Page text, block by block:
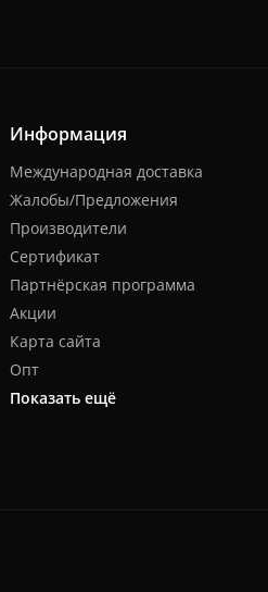
Информация
Международная доставка
Жалобы/Предложения
Производители
Сертификат
Партнёрская программа
Акции
Карта сайта
Опт
Показать ещё